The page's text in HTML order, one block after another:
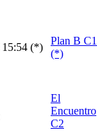
15:54 (*)
Plan B C1
(*)
El
Encuentro
C2